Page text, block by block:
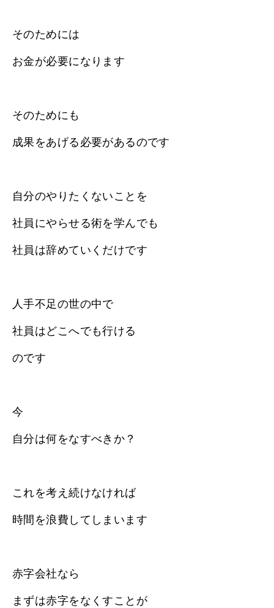
そのためには
お金が必要になります
そのためにも
成果をあげる必要があるのです
自分のやりたくないことを
社員にやらせる術を学んでも
社員は辞めていくだけです
人手不足の世の中で
社員はどこへでも行ける
のです
今
自分は何をなすべきか？
これを考え続けなければ
時間を浪費してしまいます
赤字会社なら
まずは赤字をなくすことが